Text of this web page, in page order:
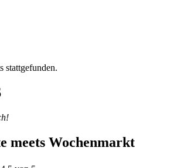
stattgefunden.
meets Wochenmarkt